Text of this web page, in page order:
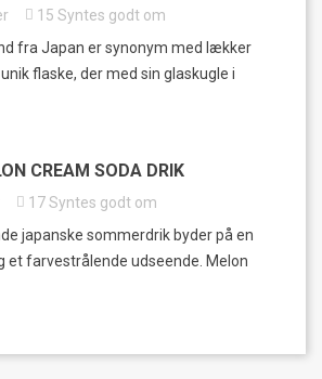
15 Syntes godt om
fra Japan er synonym med lækker
flaske, der med sin glaskugle i
CREAM SODA DRIK
17Syntes godt om
japanske sommerdrik byder på en
et farvestrålende udseende. Melon